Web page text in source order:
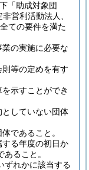
「助成対象団
営利活動法人、
ての要件を満た
の実施に必要な
等の定めを有す
示すことができ
していない団体
であること。
る年度の初日か
ること。
ずれかに該当する